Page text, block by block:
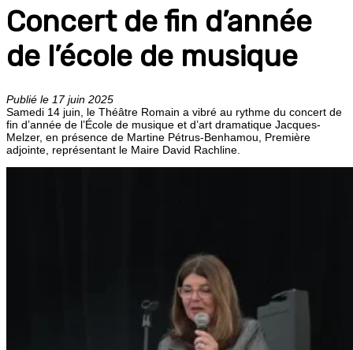
Concert de fin d’année
de l’école de musique
Publié le 17 juin 2025
Samedi 14 juin, le Théâtre Romain a vibré au rythme du concert de
fin d’année de l’École de musique et d’art dramatique Jacques-
Melzer, en présence de Martine Pétrus-Benhamou, Première
adjointe, représentant le Maire David Rachline.